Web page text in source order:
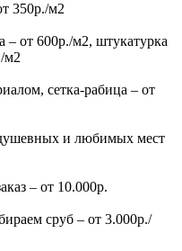
350р./м2
– от 600р./м2, штукатурка
м2
сетка-рабица – от
и любимых мест
– от 10.000р.
сруб – от 3.000р./